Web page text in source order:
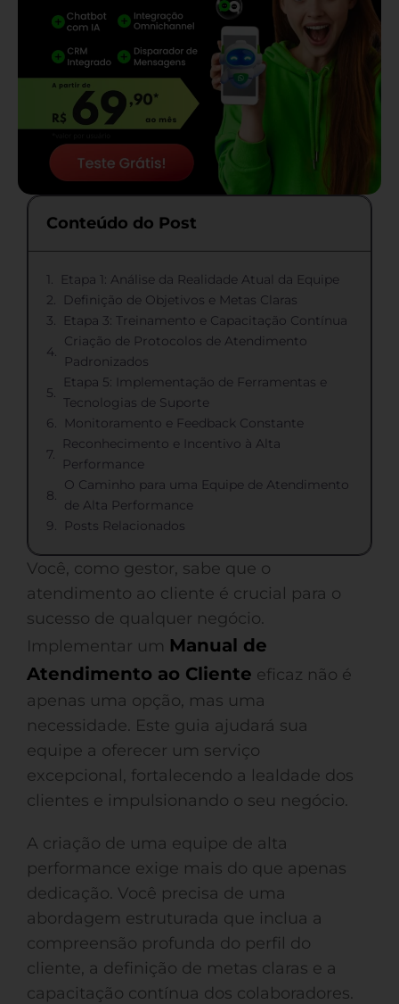
Conteúdo do Post
Etapa 1: Análise da Realidade Atual da Equipe
Definição de Objetivos e Metas Claras
Etapa 3: Treinamento e Capacitação Contínua
Criação de Protocolos de Atendimento
Padronizados
Etapa 5: Implementação de Ferramentas e
Tecnologias de Suporte
Monitoramento e Feedback Constante
Reconhecimento e Incentivo à Alta
Performance
O Caminho para uma Equipe de Atendimento
de Alta Performance
Posts Relacionados
Você, como gestor, sabe que o
atendimento ao cliente é crucial para o
sucesso de qualquer negócio.
Implementar um Manual de
Atendimento ao Cliente eficaz não é
apenas uma opção, mas uma
necessidade. Este guia ajudará sua
equipe a oferecer um serviço
excepcional, fortalecendo a lealdade dos
clientes e impulsionando o seu negócio.
A criação de uma equipe de alta
performance exige mais do que apenas
dedicação. Você precisa de uma
abordagem estruturada que inclua a
compreensão profunda do perfil do
cliente, a definição de metas claras e a
capacitação contínua dos colaboradores.